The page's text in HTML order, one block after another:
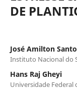
DE
José Amilton
Instituto Nacional do
Hans Raj Gheyi
Universidade Federal